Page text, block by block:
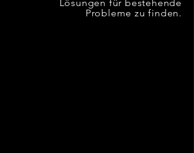
Lösungen für bestehende
Probleme zu finden.